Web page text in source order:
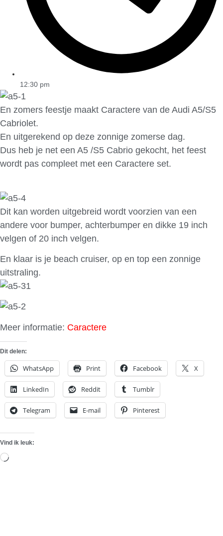
12:30 pm
En zomers feestje maakt Caractere van de Audi A5/S5
Cabriolet.
En uitgerekend op deze zonnige zomerse dag.
Dus heb je net een A5 /S5 Cabrio gekocht, het feest
wordt pas compleet met een Caractere set.
Dit kan worden uitgebreid wordt voorzien van een
andere voor bumper, achterbumper en dikke 19 inch
velgen of 20 inch velgen.
En klaar is je beach cruiser, op en top een zonnige
uitstraling.
Meer informatie: Caractere
Dit delen:
WhatsApp Print Facebook X
LinkedIn Reddit Tumblr
Telegram E-mail Pinterest
Vind ik leuk:
Aan